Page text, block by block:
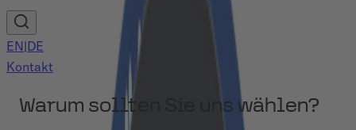
EN|DE
Kontakt
Warum sollten Sie uns wählen?